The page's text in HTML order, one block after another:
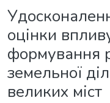
оцінки
формування
земельної
великих міст